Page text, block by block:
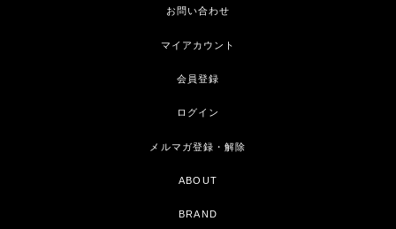
お問い合わせ
マイアカウント
会員登録
ログイン
メルマガ登録・解除
ABOUT
BRAND